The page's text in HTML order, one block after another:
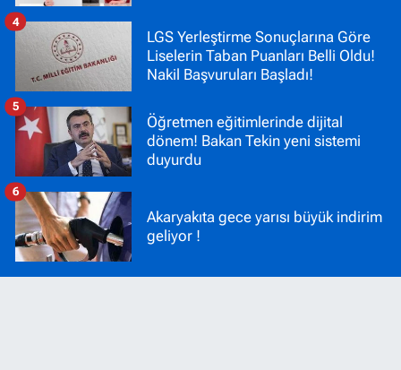
LGS Yerleştirme Sonuçlarına Göre
Liselerin Taban Puanları Belli Oldu!
Nakil Başvuruları Başladı!
4
Öğretmen eğitimlerinde dijital
dönem! Bakan Tekin yeni sistemi
duyurdu
5
Akaryakıta gece yarısı büyük indirim
geliyor !
6